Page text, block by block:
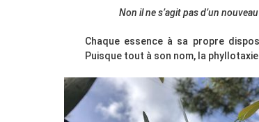
Non il ne s’agit pas d’un
Chaque essence à sa propre
Puisque tout à son nom, la